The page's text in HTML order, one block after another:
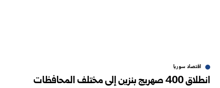
اقتصاد سوريا
انطلاق 400 صهريج بنزين إلى مختلف المحافظات